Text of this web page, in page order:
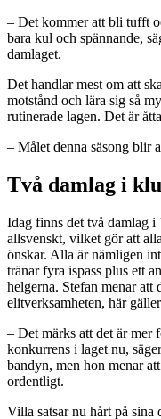
– Det kommer att bli tufft
bara kul och spännande,
damlaget.
Det handlar mest om att
motstånd och lära sig så
rutinerade lagen. Det är
– Målet denna säsong blir
Två damlag i
Idag finns det två damlag
allsvenskt, vilket gör att
önskar. Alla är nämligen
tränar fyra ispass plus ett
helgerna. Stefan menar att
elitverksamheten, här
– Det märks att det är mer
konkurrens i laget nu,
bandyn, men hon menar
ordentligt.
Villa satsar nu hårt på sina